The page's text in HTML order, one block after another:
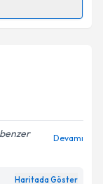
talebi
için bir
Devamı
Haritada Göster